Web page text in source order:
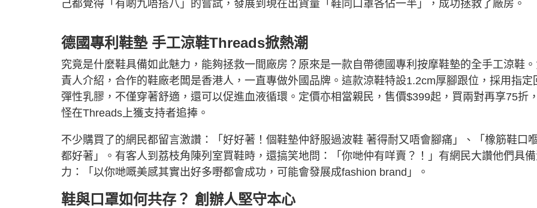
己都覺得「有啲九唔搭八」的嘗試，發展到現在出貨量「鞋同口罩各佔一半」，成功拯救了廠房。
德國專利鞋墊 手工涼鞋Threads掀熱潮
究竟是什麼鞋具備如此魅力，能夠拯救一間廠房？原來是一款自帶德國專利按摩鞋墊的全手工涼鞋
責人介紹，合作的鞋廠老闆是香港人，一直專做外國品牌。這款涼鞋特設1.2cm厚腳跟位，採用指定
彈性乳膠，不僅穿著舒適，還可以促進血液循環。定價亦相當親民，售價$399起，買兩對再享75折
怪在Threads上獲支持者追捧。
不少購買了的網民都留言激讚：「好好著！個鞋墊仲舒服過波鞋 著得耐又唔會腳痛」、「橡筋鞋口
都好著」。有客人到荔枝角陳列室買鞋時，還搞笑地問：「你哋仲有咩賣？！」有網民大讚他們具
力：「以你哋嘅美感其實出好多嘢都會成功，可能會發展成fashion brand」。
鞋與口罩如何共存？ 創辦人堅守本心